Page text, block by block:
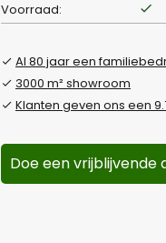
Voorraad:
Al 80 jaar een
3000 m² showroom
Klanten geven ons een
Doe een vrijblijvende